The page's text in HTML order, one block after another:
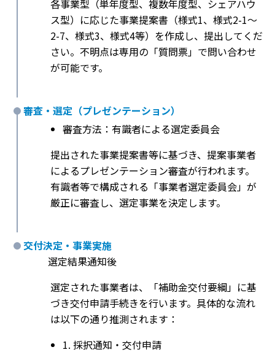
各事業型（単年度型、複数年度型、シェアハウ
ス型）に応じた事業提案書（様式1、様式2-1～
2-7、様式3、様式4等）を作成し、提出してくだ
さい。不明点は専用の「質問票」で問い合わせ
が可能です。
審査・選定（プレゼンテーション）
審査方法：有識者による選定委員会
提出された事業提案書等に基づき、提案事業者
によるプレゼンテーション審査が行われます。
有識者等で構成される「事業者選定委員会」が
厳正に審査し、選定事業を決定します。
交付決定・事業実施
選定結果通知後
選定された事業者は、「補助金交付要綱」に基
づき交付申請手続きを行います。具体的な流れ
は以下の通り推測されます：
1. 採択通知・交付申請